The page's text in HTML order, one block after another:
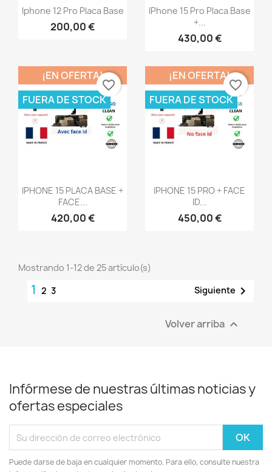
 Vista rápida
Iphone 12 Pro Placa Base
200,00 €
 Vista rápida
IPhone 15 Pro Placa Base
+...
430,00 €
Vista rápida
IPHONE 15 PLACA BASE +
FACE...
420,00 €
¡EN OFERTA!
FUERA DE STOCK
favorite_border
Vista rápida
IPHONE 15 PRO + FACE
ID...
450,00 €
¡EN OFERTA!
FUERA DE STOCK
favorite_border
Mostrando 1-12 de 25 artículo(s)
1 2 3 Siguiente 
Volver arriba 
Infórmese de nuestras últimas noticias y
ofertas especiales
Puede darse de baja en cualquier momento. Para ello, consulte nuestra